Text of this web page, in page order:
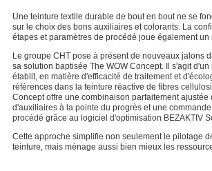
Une teinture textile durable de bout en bout ne se
sur le choix des bons auxiliaires et colorants. La
étapes et paramètres de procédé joue également un
Le groupe CHT pose à présent de nouveaux jalons
sa solution baptisée The WOW Concept. Il s'agit
établit, en matière d'efficacité de traitement et
références dans la teinture réactive de fibres
Concept offre une combinaison parfaitement ajustée
d'auxiliaires à la pointe du progrès et une
procédé grâce au logiciel d'optimisation BEZAKTIV
Cette approche simplifie non seulement le pilotage
teinture, mais ménage aussi bien mieux les